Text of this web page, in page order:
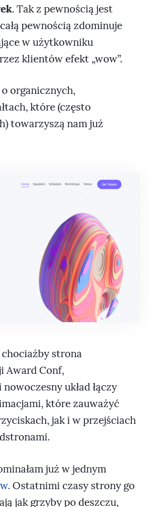
. Tak z pewnością jest
pewnością zdominuje
w użytkowniku
klientów efekt „wow”.
organicznych,
które (często
towarzyszą nam już
strona
Award Conf,
układ łączy
które zauważyć
jak i w przejściach
już w jednym
Ostatnimi czasy strony go
jak grzyby po deszczu,